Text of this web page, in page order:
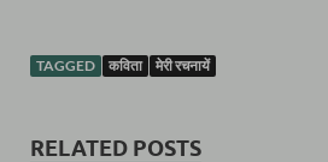
TAGGED कविता मेरी रचनायें
RELATED POSTS